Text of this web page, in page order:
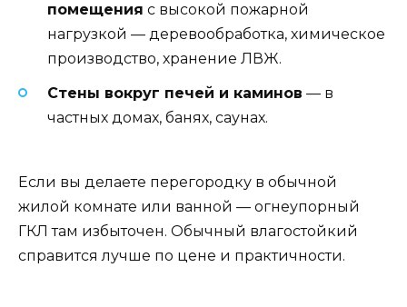
помещения с высокой пожарной
нагрузкой — деревообработка, химическое
производство, хранение ЛВЖ.
Стены вокруг печей и каминов — в
частных домах, банях, саунах.
Если вы делаете перегородку в обычной
жилой комнате или ванной — огнеупорный
ГКЛ там избыточен. Обычный влагостойкий
справится лучше по цене и практичности.